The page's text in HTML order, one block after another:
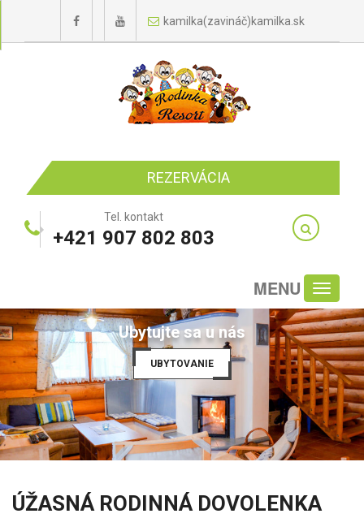
kamilka(zavináč)kamilka.sk
REZERVÁCIA
Tel. kontakt
+421 907 802 803
MENU
Toggle
Ubytujte sa u nás
UBYTOVANIE
ÚŽASNÁ RODINNÁ DOVOLENKA